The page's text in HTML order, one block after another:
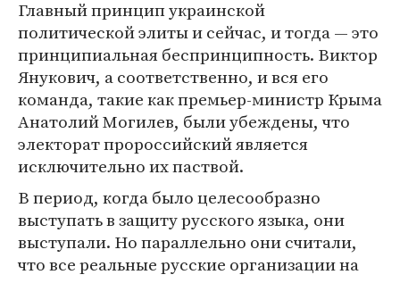
Главный принцип украинской
политической элиты и сейчас, и тогда — это
принципиальная беспринципность. Виктор
Янукович, а соответственно, и вся его
команда, такие как премьер-министр Крыма
Анатолий Могилев, были убеждены, что
электорат пророссийский является
исключительно их паствой.
В период, когда было целесообразно
выступать в защиту русского языка, они
выступали. Но параллельно они считали,
что все реальные русские организации на